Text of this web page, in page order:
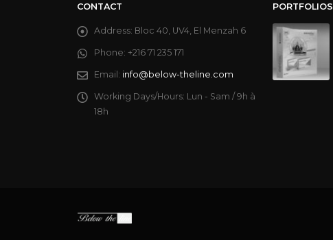
CONTACT
Address: Bloc 40, UV4, El Menzah 6
Phone: +216 71 235 171
Email: info@below-theline.com
Working Days/Hours: Lun - Sam / 9h à
18h
PORTFOLIOS